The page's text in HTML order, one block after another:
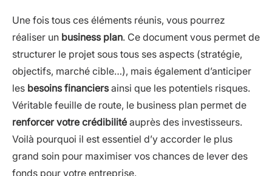
Une fois tous ces éléments réunis, vous pourrez
réaliser un business plan. Ce document vous permet de
structurer le projet sous tous ses aspects (stratégie,
objectifs, marché cible…), mais également d’anticiper
les besoins financiersainsi que les potentiels risques.
Véritable feuille de route, le business plan permet de
renforcer votre crédibilité auprès des investisseurs.
Voilà pourquoi il est essentiel d’y accorder le plus
grand soin pour maximiser vos chances de lever des
fonds pour votre entreprise.